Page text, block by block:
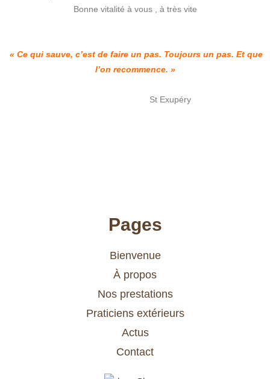
Bonne vitalité à vous , à très vite
« Ce qui sauve, c’est de faire un pas. Toujours un pas. Et que
l’on recommence. »
St Exupéry
Pages
Bienvenue
À propos
Nos prestations
Praticiens extérieurs
Actus
Contact